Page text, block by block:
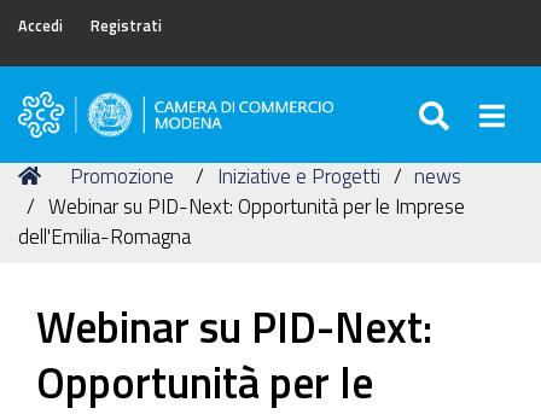
Accedi Registrati
Camera
Commercio
di
Modena
Tu
sei
qui:
Home
Promozione Iniziative e Progetti
news
Webinar su PID-Next: Opportunità per le Imprese
dell'Emilia-Romagna
Webinar su PID-Next:
Opportunità per le